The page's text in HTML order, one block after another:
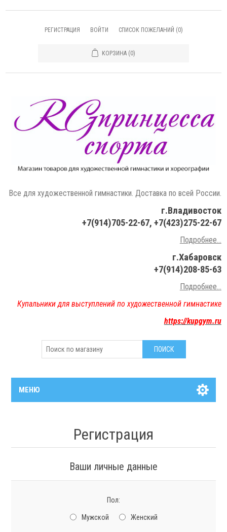
РЕГИСТРАЦИЯ ВОЙТИ СПИСОК ПОЖЕЛАНИЙ (0)
КОРЗИНА (0)
Все для художественной гимнастики. Доставка по всей России.
г.Владивосток
+7(914)705-22-67, +7(423)275-22-67
Подробнее...
г.Хабаровск
+7(914)208-85-63
Подробнее..
Купальники для выступлений по художественной гимнастике
https://kupgym.ru
МЕНЮ
Регистрация
Ваши личные данные
Пол:
Мужской Женский